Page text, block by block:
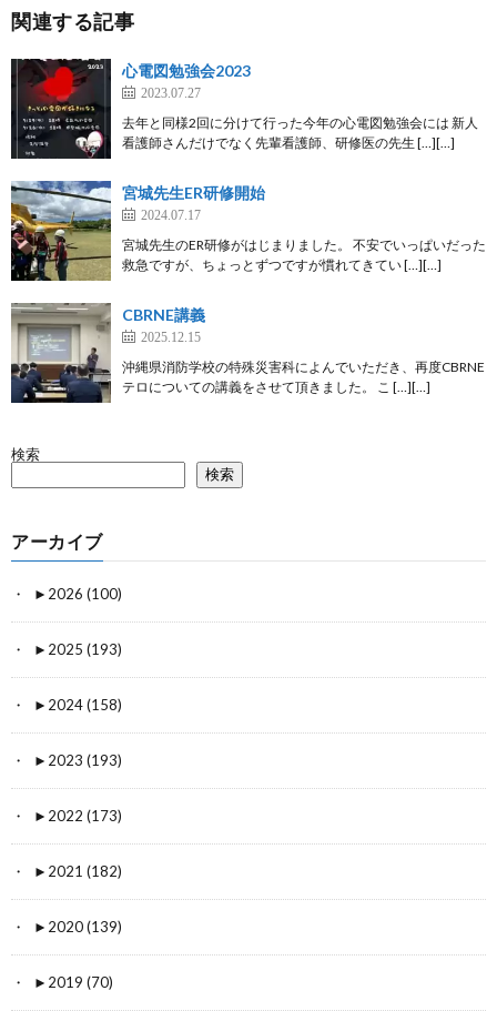
関連する記事
心電図勉強会2023
2023.07.27
去年と同様2回に分けて行った今年の心電図勉強会には 新人
看護師さんだけでなく先輩看護師、研修医の先生 […][…]
宮城先生ER研修開始
2024.07.17
宮城先生のER研修がはじまりました。 不安でいっぱいだった
救急ですが、ちょっとずつですが慣れてきてい […][…]
CBRNE講義
2025.12.15
沖縄県消防学校の特殊災害科によんでいただき、再度CBRNE
テロについての講義をさせて頂きました。 こ […][…]
検索
検索
アーカイブ
► 2026 (100)
► 2025 (193)
► 2024 (158)
► 2023 (193)
► 2022 (173)
► 2021 (182)
► 2020 (139)
► 2019 (70)